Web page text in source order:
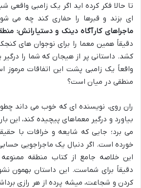
تا حالا فکر کرده اید اگر یک زامبی واقعی
ای بزند و قبرها را حفاری کند چه می
ماجراهای کارآگاه دینک و دستیارانش:
دقیقاً همین معما را برای نوجوان های
کشد. داستانی پر از هیجان که شما را درگیر
واقعاً یک زامبی پشت این اتفاقات مرموز
منطقی در میان است؟
ران روی، نویسنده ای که خوب می داند
بیاورد و درگیر معماهای پیچیده کند، این
می برد؛ جایی که شایعه و خرافات با
خورده است. اگر دنبال یک ماجراجویی
دقیقاً برای شماست. این داستان بهمون
کردن و شجاعت، میشه پرده از هر رازی